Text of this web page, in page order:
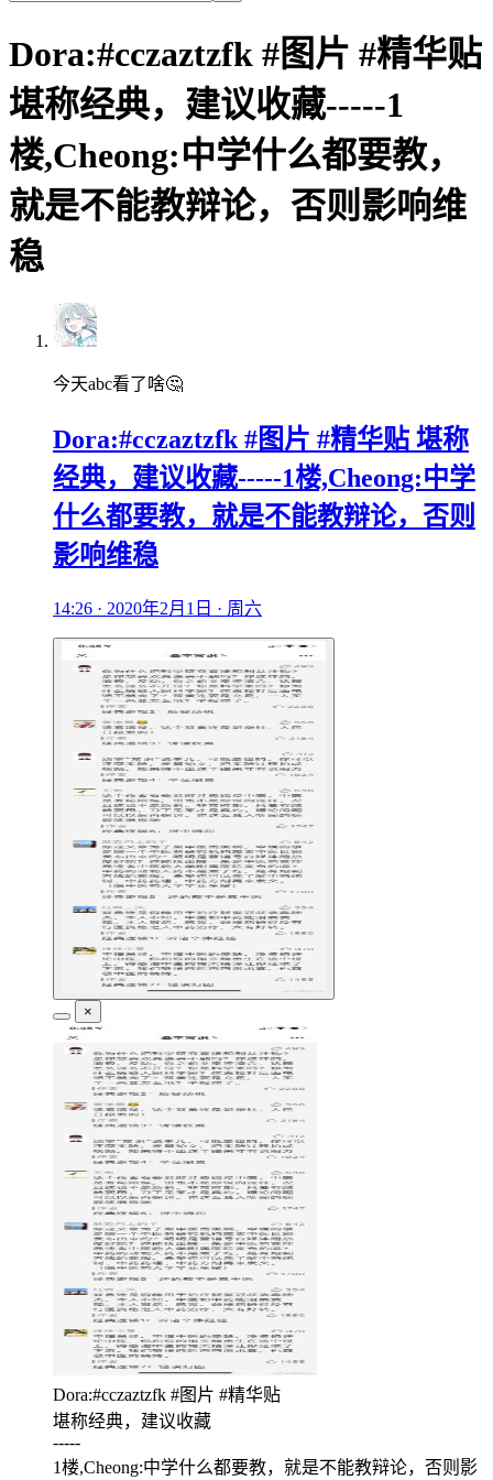
Dora:#cczaztzfk #图片 #精华贴
堪称经典，建议收藏-----1
楼,Cheong:中学什么都要教，
就是不能教辩论，否则影响维
稳
今天abc看了啥🤔
Dora:#cczaztzfk #图片 #精华贴 堪称
经典，建议收藏-----1楼,Cheong:中学
什么都要教，就是不能教辩论，否则
影响维稳
14:26 · 2020年2月1日 · 周六
×
Dora:#cczaztzfk #图片 #精华贴
堪称经典，建议收藏
-----
1楼,Cheong:中学什么都要教，就是不能教辩论，否则影